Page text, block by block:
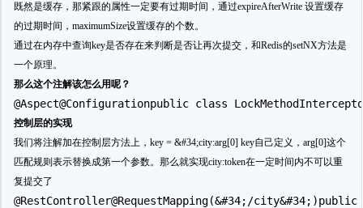
既然是缓存，那紧跟的属性一定要有过期时间，通过expireAfterWrite 设置缓存
的过期时间，maximumSize设置缓存的个数。
通过在内存中查询key是否存在来判断是否让再次提交，和Redis的setNX方法是
一个原理。
那么这个注解该怎么用呢？
@Aspect@Configurationpublic class
控制层的实现
我们将注解加在控制层方法上，key = &#34;city:arg[0] key自己定义，arg[0]这个
匹配规则表示替换成第一个参数。那么就实现city:token在一定时间内不可以重
复提交了
@RestController@RequestMapping(&#34;/